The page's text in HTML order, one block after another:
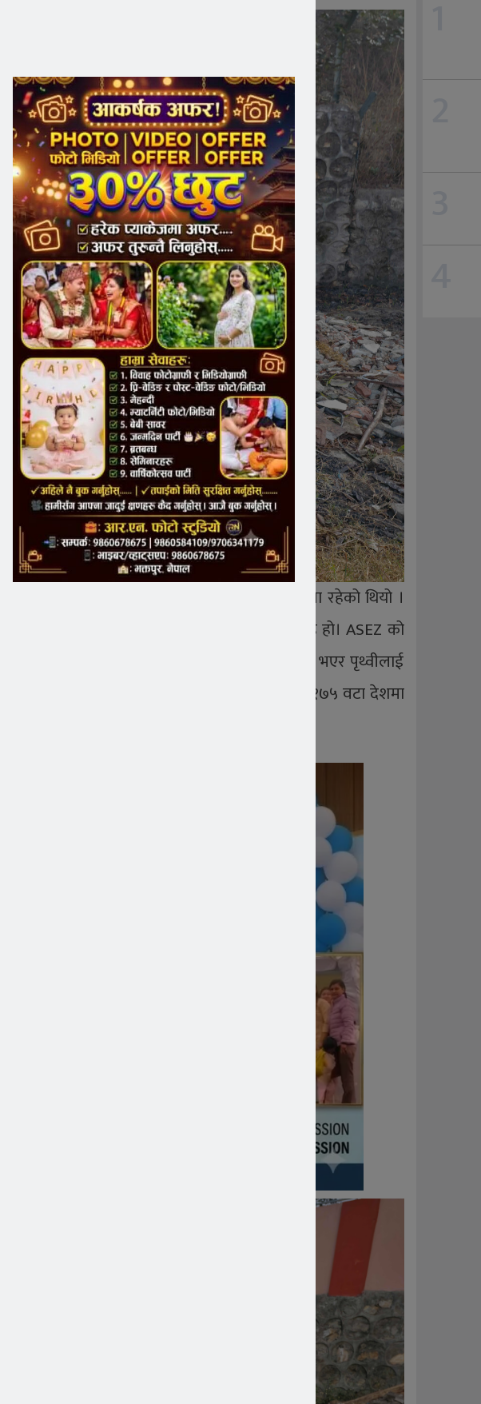
सदस्यहरू गरेर करिब ८० जनाको सहभागिता रहेको थियो ।
विश्व सुसमाचार समाजका जागिरे युवा स्वयंसेवक समूह हो। ASEZ को
Are One family हो। अर्थात् हामी एउटै परिवार भएर पृथ्वीलाई
होइन यसका कार्य पनि उस्तै छ। ASEZ WAO १७५ वटा देशमा
गरिरहेको छ।